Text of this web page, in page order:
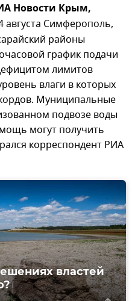
Новости Крым,
августа Симферополь,
районы
график подачи
лимитов
влаги в которых
Муниципальные
подвозе воды
могут получить
корреспондент РИА
властей